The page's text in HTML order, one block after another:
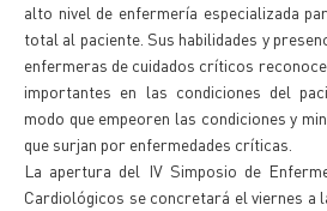
alto nivel de enfermería especializada
total al paciente. Sus habilidades y
enfermeras de cuidados críticos
importantes en las condiciones del
modo que empeoren las condiciones y
que surjan por enfermedades críticas.
La apertura del IV Simposio de
Cardiológicos se concretará el viernes a